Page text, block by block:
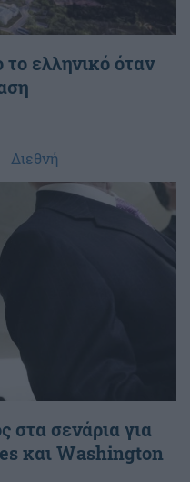
ελληνικό όταν
Διεθνή
στα σενάρια για
και Washington